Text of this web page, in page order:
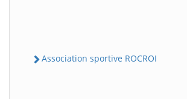
Association sportive ROCROI